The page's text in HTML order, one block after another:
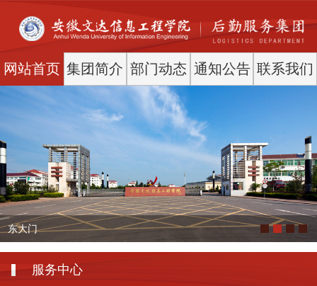
网站首页 集团简介 部门动态 通知公告 联系我们
东大门
服务中心